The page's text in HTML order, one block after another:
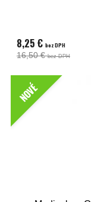
8,25 € bez DPH
16,50 €bez DPH
NOVÉ